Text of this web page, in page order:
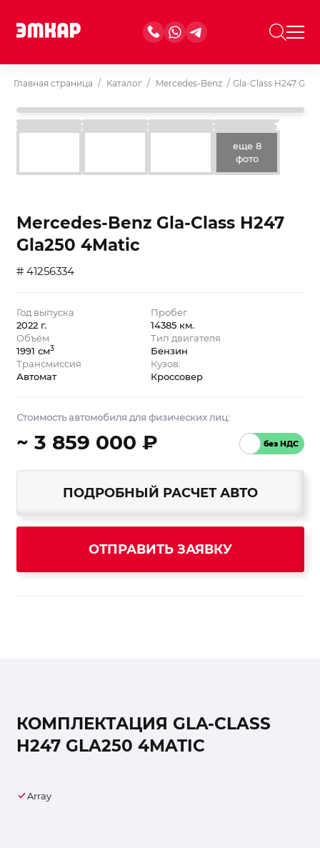
Главная страница / Каталог / Mercedes-Benz / Gla-Class H247
еще 8
фото
Mercedes-Benz Gla-Class H247
Gla250 4Matic
# 41256334
Год выпуска
2022 г.
Пробег
14385 км.
Объём
1991 см3
Тип двигателя
Бензин
Трансмиссия
Автомат
Кузов:
Кроссовер
Стоимость автомобиля для физических лиц:
~ 3 859 000 ₽
ПОДРОБНЫЙ РАСЧЕТ АВТО
ОТПРАВИТЬ ЗАЯВКУ
КОМПЛЕКТАЦИЯ GLA-CLASS
H247 GLA250 4MATIC
Array